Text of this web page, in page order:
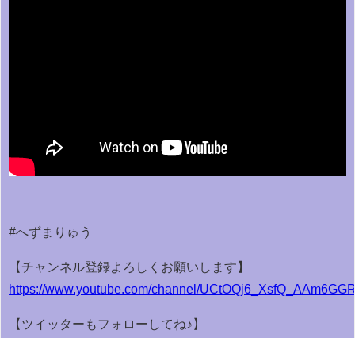
#へずまりゅう
【チャンネル登録よろしくお願いします】
https://www.youtube.com/channel/
【ツイッターもフォローしてね♪】